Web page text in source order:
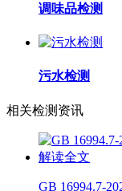
调味品检测
污水检测
相关检测资讯
GB 16994.7-